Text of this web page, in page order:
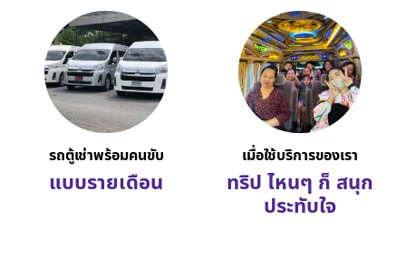
รถตู้เช่าพร้อมคนขับ
แบบรายเดือน
เมื่อใช้บริการของเรา
ทริป ไหนๆ ก็ สนุก
ประทับใจ